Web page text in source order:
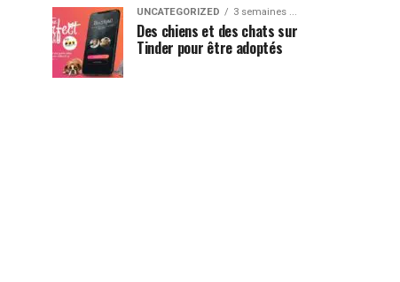
UNCATEGORIZED 3 semaines ...
Des chiens et des chats sur
Tinder pour être adoptés